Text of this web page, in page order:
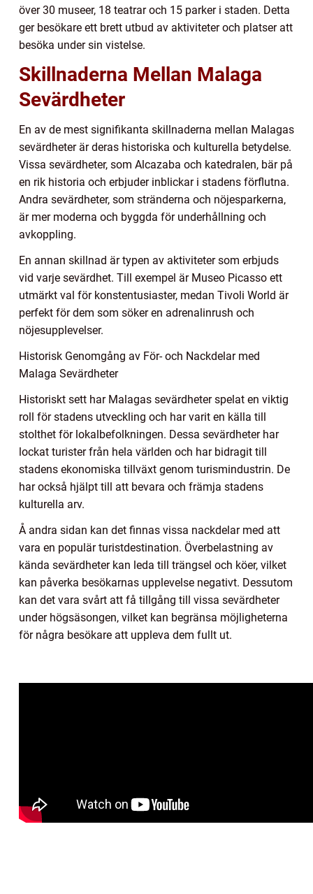
över 30 museer, 18 teatrar och 15 parker i staden. Detta
ger besökare ett brett utbud av aktiviteter och platser att
besöka under sin vistelse.
Skillnaderna Mellan Malaga
Sevärdheter
En av de mest signifikanta skillnaderna mellan Malagas
sevärdheter är deras historiska och kulturella betydelse.
Vissa sevärdheter, som Alcazaba och katedralen, bär på
en rik historia och erbjuder inblickar i stadens förflutna.
Andra sevärdheter, som stränderna och nöjesparkerna,
är mer moderna och byggda för underhållning och
avkoppling.
En annan skillnad är typen av aktiviteter som erbjuds
vid varje sevärdhet. Till exempel är Museo Picasso ett
utmärkt val för konstentusiaster, medan Tivoli World är
perfekt för dem som söker en adrenalinrush och
nöjesupplevelser.
Historisk Genomgång av För- och Nackdelar med
Malaga Sevärdheter
Historiskt sett har Malagas sevärdheter spelat en viktig
roll för stadens utveckling och har varit en källa till
stolthet för lokalbefolkningen. Dessa sevärdheter har
lockat turister från hela världen och har bidragit till
stadens ekonomiska tillväxt genom turismindustrin. De
har också hjälpt till att bevara och främja stadens
kulturella arv.
Å andra sidan kan det finnas vissa nackdelar med att
vara en populär turistdestination. Överbelastning av
kända sevärdheter kan leda till trängsel och köer, vilket
kan påverka besökarnas upplevelse negativt. Dessutom
kan det vara svårt att få tillgång till vissa sevärdheter
under högsäsongen, vilket kan begränsa möjligheterna
för några besökare att uppleva dem fullt ut.